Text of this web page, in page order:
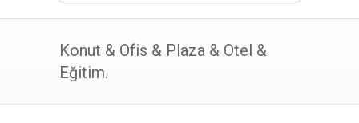
Konut & Ofis & Plaza & Otel &
Eğitim.